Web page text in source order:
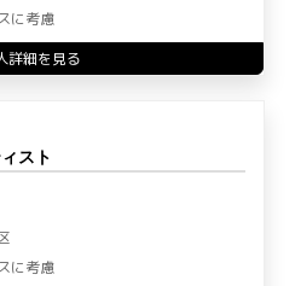
に考慮
詳細を見る
スト
に考慮